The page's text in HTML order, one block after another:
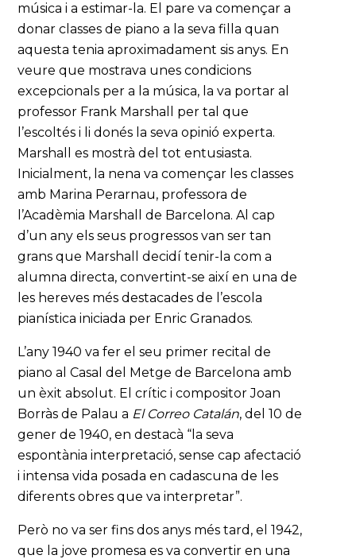
música i a estimar-la. El pare va començar a
donar classes de piano a la seva filla quan
aquesta tenia aproximadament sis anys. En
veure que mostrava unes condicions
excepcionals per a la música, la va portar al
professor Frank Marshall per tal que
l’escoltés i li donés la seva opinió experta.
Marshall es mostrà del tot entusiasta.
Inicialment, la nena va començar les classes
amb Marina Perarnau, professora de
l’Acadèmia Marshall de Barcelona. Al cap
d’un any els seus progressos van ser tan
grans que Marshall decidí tenir-la com a
alumna directa, convertint-se així en una de
les hereves més destacades de l’escola
pianística iniciada per Enric Granados.
L’any 1940 va fer el seu primer recital de
piano al Casal del Metge de Barcelona amb
un èxit absolut. El crític i compositor Joan
Borràs de Palau a El Correo Catalán, del 10 de
gener de 1940, en destacà “la seva
espontània interpretació, sense cap afectació
i intensa vida posada en cadascuna de les
diferents obres que va interpretar”.
Però no va ser fins dos anys més tard, el 1942,
que la jove promesa es va convertir en una